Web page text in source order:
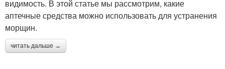
видимость. В этой статье мы рассмотрим, какие
аптечные средства можно использовать для устранения
морщин.
читать дальше →